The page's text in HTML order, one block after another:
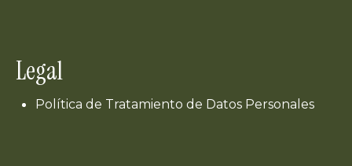
Legal
Política de Tratamiento de Datos Personales